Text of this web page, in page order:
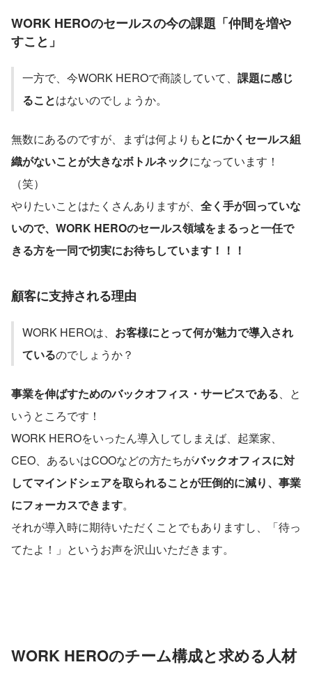
WORK HEROのセールスの今の課題「仲間を増や
すこと」
一方で、今WORK HEROで商談していて、 課題に感じ
ることはないのでしょうか。
無数にあるのですが、まずは何よりもとにかくセールス組
織がないことが大きなボトルネックになっています！
（笑）
やりたいことはたくさんありますが、 全く手が回っていな
いので、WORK HEROのセールス領域をまるっと一任で
きる方を一同で切実にお待ちしています！！！
顧客に支持される理由
WORK HEROは、 お客様にとって何が魅力で導入され
ているのでしょうか？
事業を伸ばすためのバックオフィス・サービスである、と
いうところです！
WORK HEROをいったん導入してしまえば、起業家、
CEO、あるいはCOOなどの方たちがバックオフィスに対
してマインドシェアを取られることが圧倒的に減り、事業
にフォーカスできます。
それが導入時に期待いただくことでもありますし、「待っ
てたよ！」というお声を沢山いただきます。
WORK HEROのチーム構成と求める人材